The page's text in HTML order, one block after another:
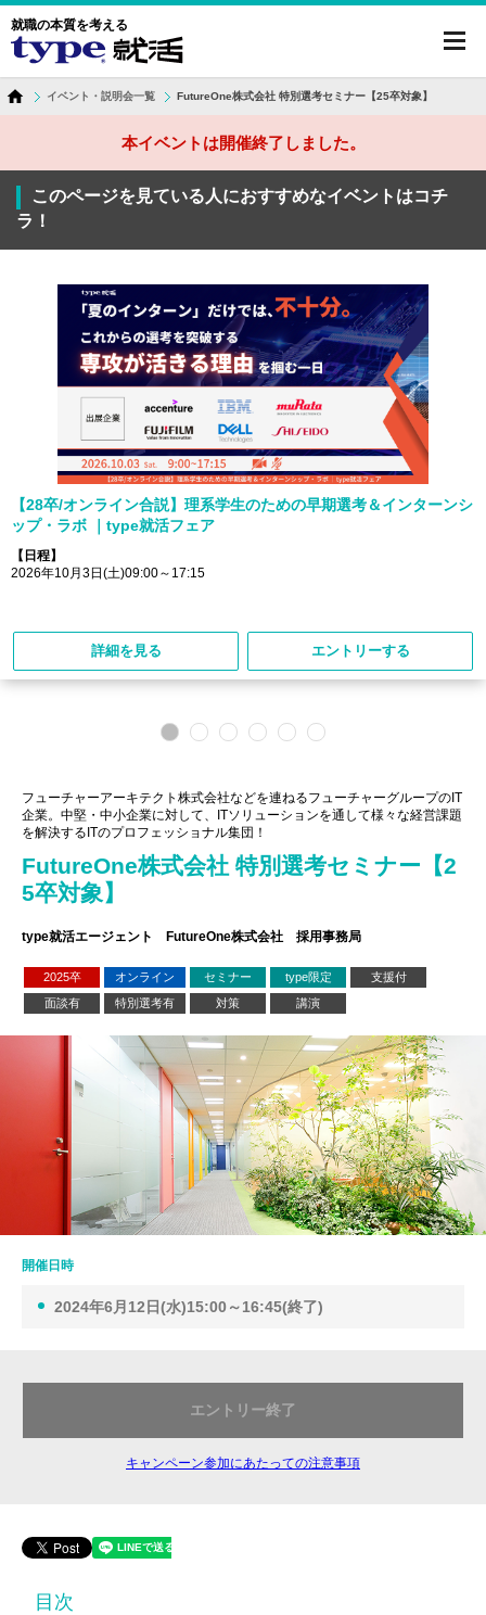
就職の本質を考える
イベント・説明会一覧 FutureOne株式会社 特別選考セミナー【25卒対象】
本イベントは開催終了しました。
このページを見ている人におすすめなイベントはコチ
ラ！
【28卒/オンライン合説】理系学生のための早期選考＆インターンシ
ップ・ラボ ｜type就活フェア
【日程】
2026年10月3日(土)09:00～17:15
詳細を見る エントリーする
フューチャーアーキテクト株式会社などを連ねるフューチャーグループのIT
企業。中堅・中小企業に対して、ITソリューションを通して様々な経営課題
を解決するITのプロフェッショナル集団！
FutureOne株式会社 特別選考セミナー【2
5卒対象】
type就活エージェント FutureOne株式会社 採用事務局
2025卒 オンライン セミナー type限定
支援付
面談有
特別選考有 対策 講演
開催日時
2024年6月12日(水)15:00～16:45(終了)
エントリー終了
キャンペーン参加にあたっての注意事項
目次